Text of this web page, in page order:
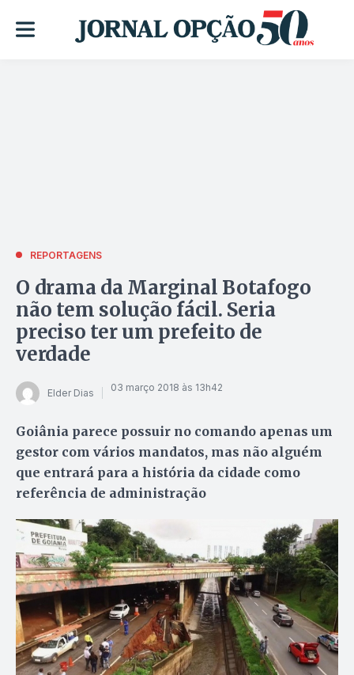
REPORTAGENS
O drama da Marginal Botafogo
não tem solução fácil. Seria
preciso ter um prefeito de
verdade
Elder Dias 03 março 2018 às 13h42
Goiânia parece possuir no comando apenas um
gestor com vários mandatos, mas não alguém
que entrará para a história da cidade como
referência de administração